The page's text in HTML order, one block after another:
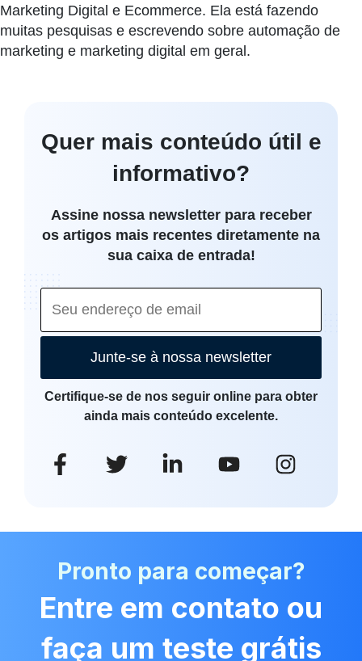
Marketing Digital e Ecommerce. Ela está fazendo
muitas pesquisas e escrevendo sobre automação de
marketing e marketing digital em geral.
Quer mais conteúdo útil e
informativo?
Assine nossa newsletter para receber
os artigos mais recentes diretamente na
sua caixa de entrada!
Junte-se à nossa newsletter
Certifique-se de nos seguir online para obter
ainda mais conteúdo excelente.
Pronto para começar?
Entre em contato ou
faça um teste grátis